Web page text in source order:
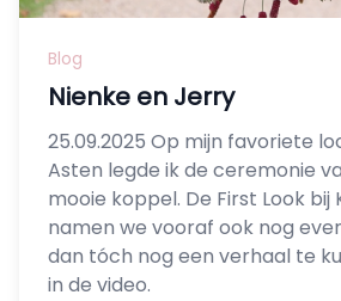
Blog
Nienke en Jerry
25.09.2025 Op mijn favoriete
Asten legde ik de ceremonie
mooie koppel. De First Look
namen we vooraf ook nog
dan tóch nog een verhaal te
in de video.